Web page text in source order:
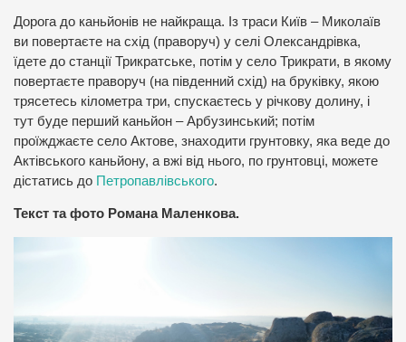
Дорога до каньйонів не найкраща. Із траси Київ – Миколаїв
ви повертаєте на схід (праворуч) у селі Олександрівка,
їдете до станції Трикратське, потім у село Трикрати, в якому
повертаєте праворуч (на південний схід) на бруківку, якою
трясетесь кілометра три, спускаєтесь у річкову долину, і
тут буде перший каньйон – Арбузинський; потім
проїжджаєте село Актове, знаходити грунтовку, яка веде до
Актівського каньйону, а вжі від нього, по грунтовці, можете
дістатись до Петропавлівського.
Текст та фото Романа Маленкова.